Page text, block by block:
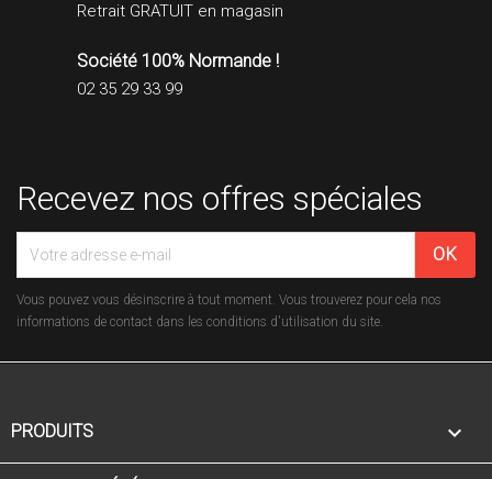
Retrait GRATUIT en magasin
Société 100% Normande !
02 35 29 33 99
Recevez nos offres spéciales
Vous pouvez vous désinscrire à tout moment. Vous trouverez pour cela nos
informations de contact dans les conditions d'utilisation du site.
PRODUITS 